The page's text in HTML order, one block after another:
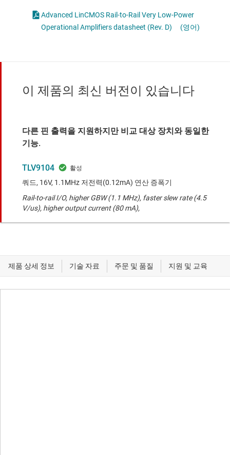
Advanced LinCMOS Rail-to-Rail Very Low-Power
Operational Amplifiers datasheet (Rev. D)
(영어)
이 제품의 최신 버전이 있습니다
다른 핀 출력을 지원하지만 비교 대상 장치와 동일한
기능.
TLV9104
쿼드, 16V, 1.1MHz 저전력(0.12mA) 연산 증폭기
Rail-to-rail I/O, higher GBW (1.1 MHz), faster slew rate (4.5
V/us), higher output current (80 mA),